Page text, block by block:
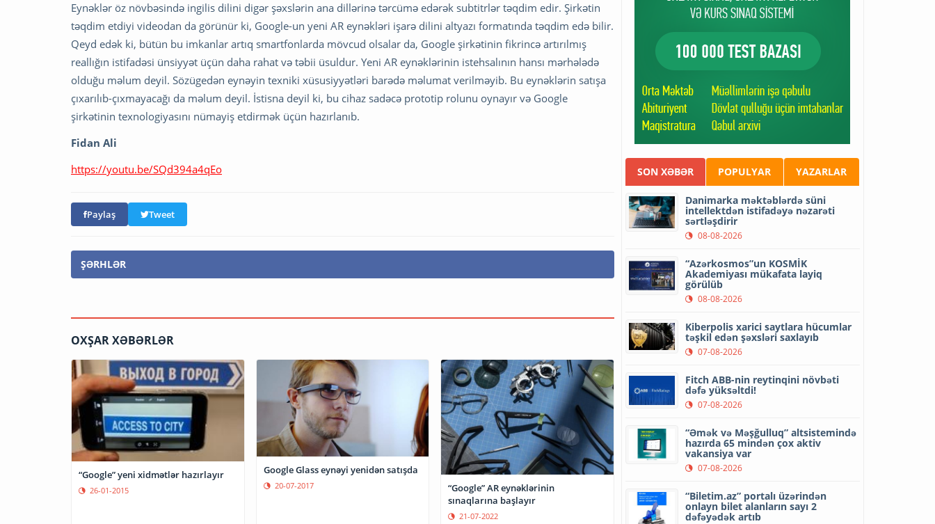
Eynəklər öz növbəsində ingilis dilini digər şəxslərin ana dillərinə tərcümə edərək subtitrlər təqdim edir. Şirkətin
təqdim etdiyi videodan da görünür ki, Google-un yeni AR eynəkləri işarə dilini altyazı formatında təqdim edə bilir.
Qeyd edək ki, bütün bu imkanlar artıq smartfonlarda mövcud olsalar da, Google şirkətinin fikrincə artırılmış
reallığın istifadəsi ünsiyyət üçün daha rahat və təbii üsuldur. Yeni AR eynəklərinin istehsalının hansı mərhələdə
olduğu məlum deyil. Sözügedən eynəyin texniki xüsusiyyətləri barədə məlumat verilməyib. Bu eynəklərin satışa
çıxarılıb-çıxmayacağı da məlum deyil. İstisna deyil ki, bu cihaz sadəcə prototip rolunu oynayır və Google
şirkətinin texnologiyasını nümayiş etdirmək üçün hazırlanıb.
Fidan Ali
https://youtu.be/SQd394a4qEo
Paylaş Tweet
ŞƏRHLƏR
OXŞAR XƏBƏRLƏR
“Google” yeni xidmətlər hazırlayır
26-01-2015
Google Glass eynəyi yenidən satışda
20-07-2017
“Google” AR eynəklərinin
sınaqlarına başlayır
21-07-2022
SON XƏBƏR POPULYAR YAZARLAR
Danimarka məktəblərdə süni
intellektdən istifadəyə nəzarəti
sərtləşdirir
08-08-2026
“Azərkosmos”un KOSMİK
Akademiyası mükafata layiq
görülüb
08-08-2026
Kiberpolis xarici saytlara hücumlar
təşkil edən şəxsləri saxlayıb
07-08-2026
Fitch ABB-nin reytinqini növbəti
dəfə yüksəltdi!
07-08-2026
“Əmək və Məşğulluq” altsistemində
hazırda 65 mindən çox aktiv
vakansiya var
07-08-2026
“Biletim.az” portalı üzərindən
onlayn bilet alanların sayı 2
dəfəyədək artıb